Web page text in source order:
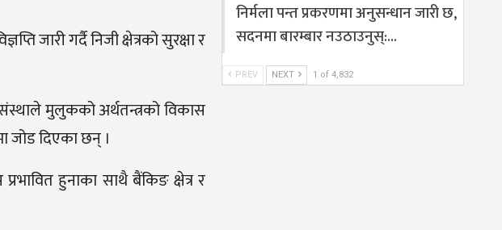
जारी गर्दै निजी क्षेत्रको सुरक्षा र
मुलुकको अर्थतन्त्रको विकास
जोड दिएका छन् ।
हुनाका साथै बैंकिङ क्षेत्र र
निर्मला पन्त प्रकरणमा अनुसन्धान जारी छ,
सदनमा बारम्बार नउठाउनुस्:…
PREV NEXT 1 of 4,832